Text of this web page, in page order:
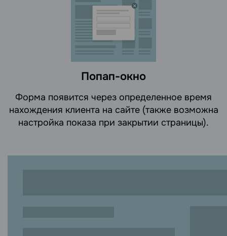
Попап-окно
Форма появится через определенное время
нахождения клиента на сайте (также возможна
настройка показа при закрытии страницы).